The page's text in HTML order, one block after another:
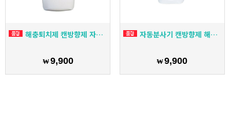
해충퇴치제 캔방향제 자동분사기(pp)
₩9,900
자동분사기 캔방향제 해충퇴치제 전용(애플)
₩9,900